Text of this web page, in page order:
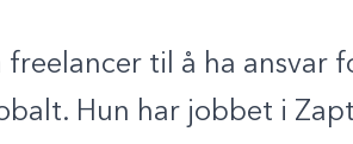
til å ha ansvar
Hun har jobbet i